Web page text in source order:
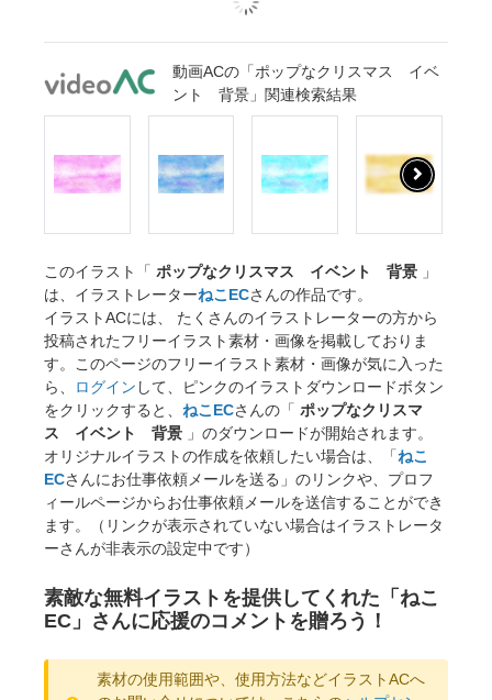
動画ACの「ポップなクリスマス イベ
ント 背景」関連検索結果
このイラスト「 ポップなクリスマス イベント 背景 」
は、イラストレーターねこECさんの作品です。
イラストACには、 たくさんのイラストレーターの方から
投稿されたフリーイラスト素材・画像を掲載しておりま
す。このページのフリーイラスト素材・画像が気に入った
ら、
ログイン して、ピンクのイラストダウンロードボタン
をクリックすると、 ねこECさんの「 ポップなクリスマ
ス イベント 背景 」のダウンロードが開始されます。
オリジナルイラストの作成を依頼したい場合は、「ねこ
ECさんにお仕事依頼メールを送る」のリンクや、プロフ
ィールページからお仕事依頼メールを送信することができ
ます。（リンクが表示されていない場合はイラストレータ
ーさんが非表示の設定中です）
素敵な無料イラストを提供してくれた「ねこ
EC」さんに応援のコメントを贈ろう！
素材の使用範囲や、使用方法などイラストACへ